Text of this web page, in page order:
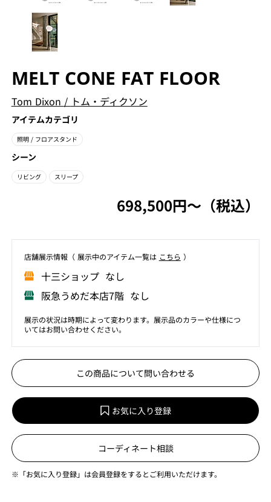
MELT CONE FAT FLOOR
Tom Dixon / トム・ディクソン
アイテムカテゴリ
照明 / フロアスタンド
シーン
リビング スリープ
698,500円〜（税込）
店舗展⽰情報（ 展⽰中のアイテム⼀覧は こちら ）
⼗三ショップ なし
阪急うめだ本店7階 なし
展示の状況は時期によって変わります。展示品のカラーや仕様につ
いてはお問い合わせください。
この商品について問い合わせる
お気に入り登録
コーディネート相談
※「お気に入り登録」は会員登録をするとご利用いただけます。